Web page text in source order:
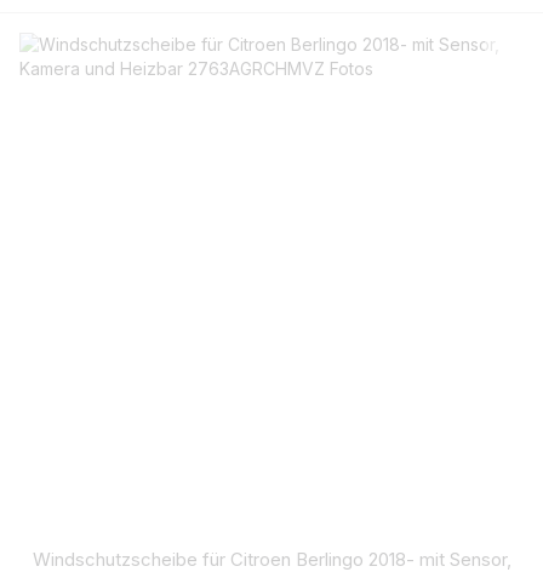
Windschutzscheibe für Citroen Berlingo 2018- mit Sensor,